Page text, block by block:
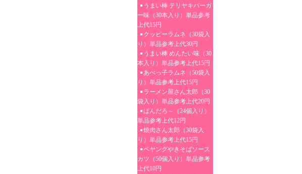
うまい棒 テリヤキバーガ
ー味（30本入り）単品参考
上代15円
クッピーラムネ（30袋入
り）単品参考上代30円
うまい棒 めんたい味（30
本入り）単品参考上代15円
あべっ子ラムネ（50袋入
り）単品参考上代15円
ラーメン屋さん太郎（30
袋入り）単品参考上代20円
ぱんだろ～（24個入り）
単品参考上代12円
焼肉さん太郎（30袋入
り）単品参考上代15円
ペヤングやきそばソース
カツ（50個入り）単品参考
上代10円